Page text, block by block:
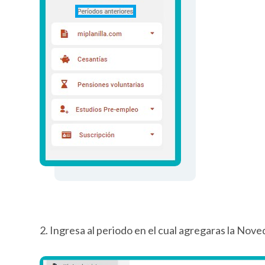
2. Ingresa al periodo en el cual agregaras la